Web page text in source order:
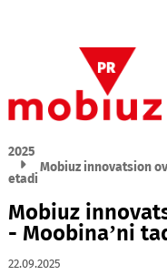
2025
etadi
Mobiuz
- Moobina’ni